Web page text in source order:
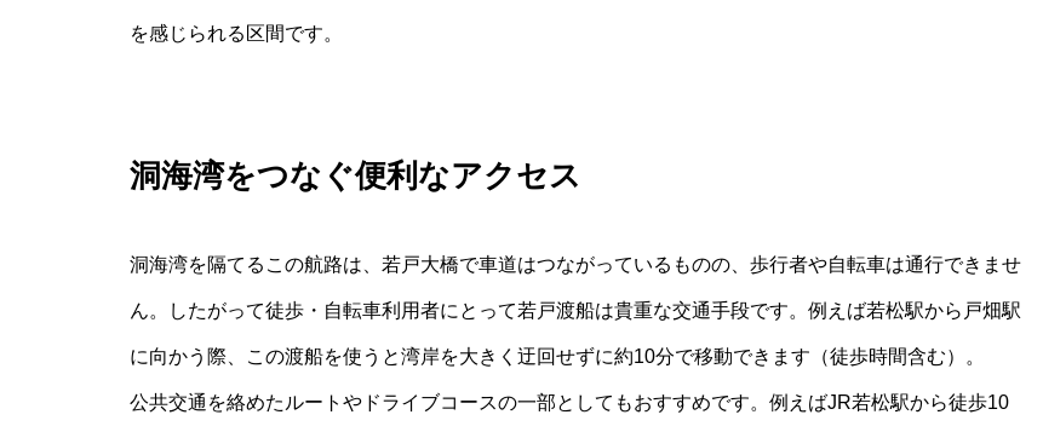
を感じられる区間です。
洞海湾をつなぐ便利なアクセス
洞海湾を隔てるこの航路は、若戸大橋で車道はつながっているものの、歩行者や自転車は通行できませ
ん。したがって徒歩・自転車利用者にとって若戸渡船は貴重な交通手段です。例えば若松駅から戸畑駅
に向かう際、この渡船を使うと湾岸を大きく迂回せずに約10分で移動できます（徒歩時間含む）。
公共交通を絡めたルートやドライブコースの一部としてもおすすめです。例えばJR若松駅から徒歩10